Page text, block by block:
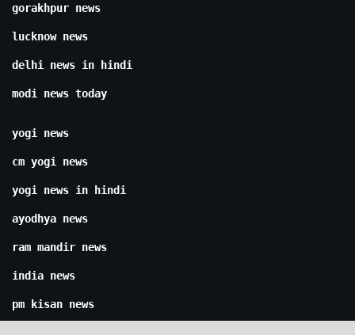
gorakhpur news
lucknow news
delhi news in hindi
modi news today
yogi news
cm yogi news
yogi news in hindi
ayodhya news
ram mandir news
india news
pm kisan news